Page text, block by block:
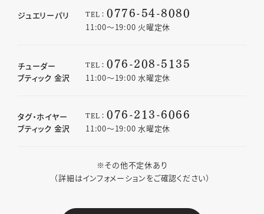
ジュエリーパリ TEL： 0776-54-8080
11:00〜19:00 火曜定休
チューダー
ブティック 金沢
TEL： 076-208-5135
11:00〜19:00 水曜定休
タグ・ホイヤー
ブティック 金沢
TEL： 076-213-6066
11:00〜19:00 水曜定休
※その他不定休あり
（詳細はインフォメーションをご確認ください）